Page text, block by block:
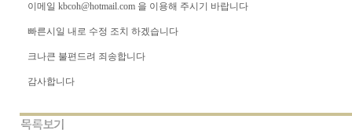
이메일 kbcoh@hotmail.com을 이용해 주시기 바랍니다
빠른시일 내로 수정 조치 하겠습니다
크나큰 불편드려 죄송합니다
감사합니다